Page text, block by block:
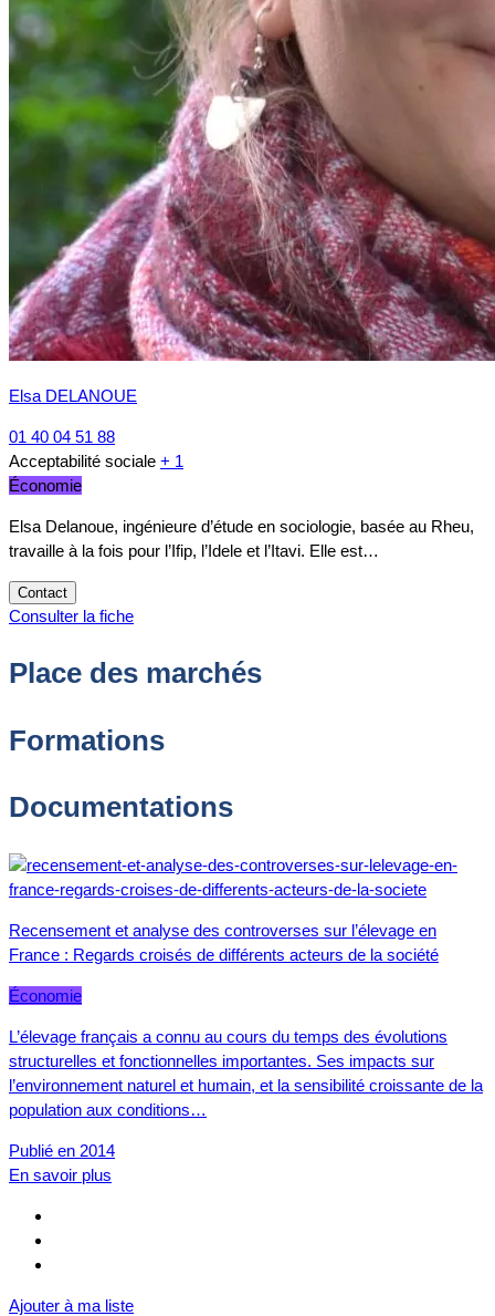
Elsa DELANOUE
01 40 04 51 88
Acceptabilité sociale + 1
Économie
Elsa Delanoue, ingénieure d’étude en sociologie, basée au Rheu,
travaille à la fois pour l’Ifip, l’Idele et l’Itavi. Elle est…
Contact
Consulter la fiche
Place des marchés
Formations
Documentations
Recensement et analyse des controverses sur l’élevage en
France : Regards croisés de différents acteurs de la société
Économie
L’élevage français a connu au cours du temps des évolutions
structurelles et fonctionnelles importantes. Ses impacts sur
l’environnement naturel et humain, et la sensibilité croissante de la
population aux conditions…
Publié en 2014
En savoir plus
Ajouter à ma liste